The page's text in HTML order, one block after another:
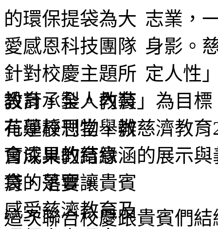
志業，
身影。
定人性
教育、全人教育」為目
花蓮靜思堂舉辦慈濟教
會深具教育意涵的展示
育的落實。
這次聯合校慶跟貴賓們